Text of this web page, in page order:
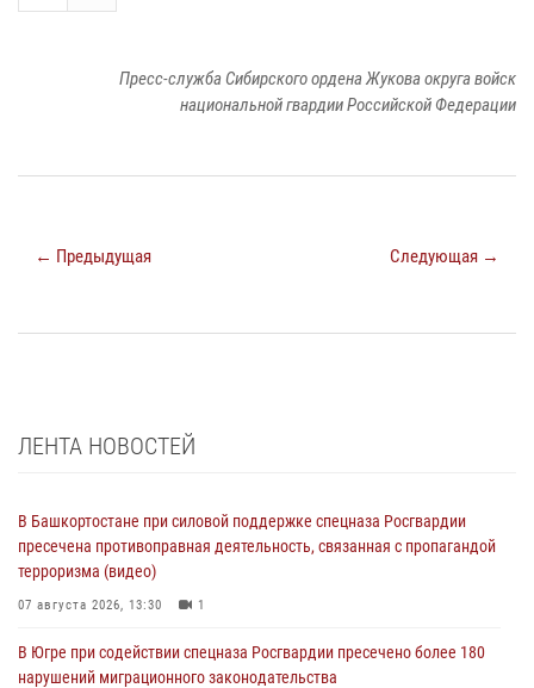
Пресс-служба Сибирского ордена Жукова округа войск
национальной гвардии Российской Федерации
← Предыдущая Следующая →
ЛЕНТА НОВОСТЕЙ
В Башкортостане при силовой поддержке спецназа Росгвардии
пресечена противоправная деятельность, связанная с пропагандой
терроризма (видео)
07 августа 2026, 13:30 1
В Югре при содействии спецназа Росгвардии пресечено более 180
нарушений миграционного законодательства